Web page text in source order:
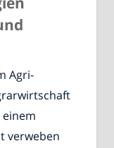
Agri-
verweben